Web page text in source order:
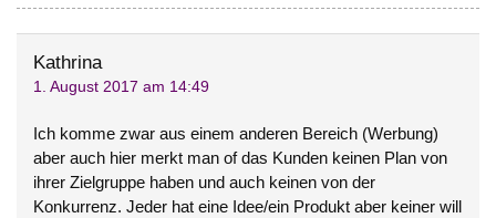
Kathrina
1. August 2017 am 14:49
Ich komme zwar aus einem anderen Bereich (Werbung)
aber auch hier merkt man of das Kunden keinen Plan von
ihrer Zielgruppe haben und auch keinen von der
Konkurrenz. Jeder hat eine Idee/ein Produkt aber keiner will